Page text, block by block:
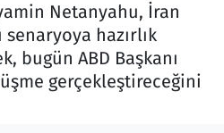
Netanyahu, İran
hazırlık
bugün ABD Başkanı
gerçekleştireceğini